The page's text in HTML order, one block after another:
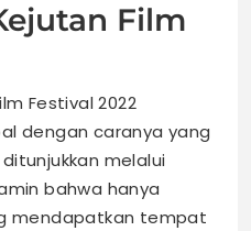
Film
Festival 2022
dengan caranya yang
melalui
bahwa hanya
mendapatkan tempat